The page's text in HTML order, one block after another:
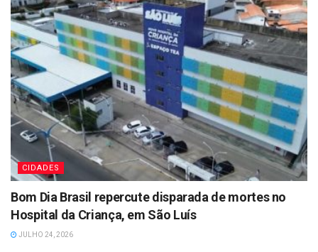
CIDADES
Bom Dia Brasil repercute disparada de mortes no
Hospital da Criança, em São Luís
JULHO 24, 2026